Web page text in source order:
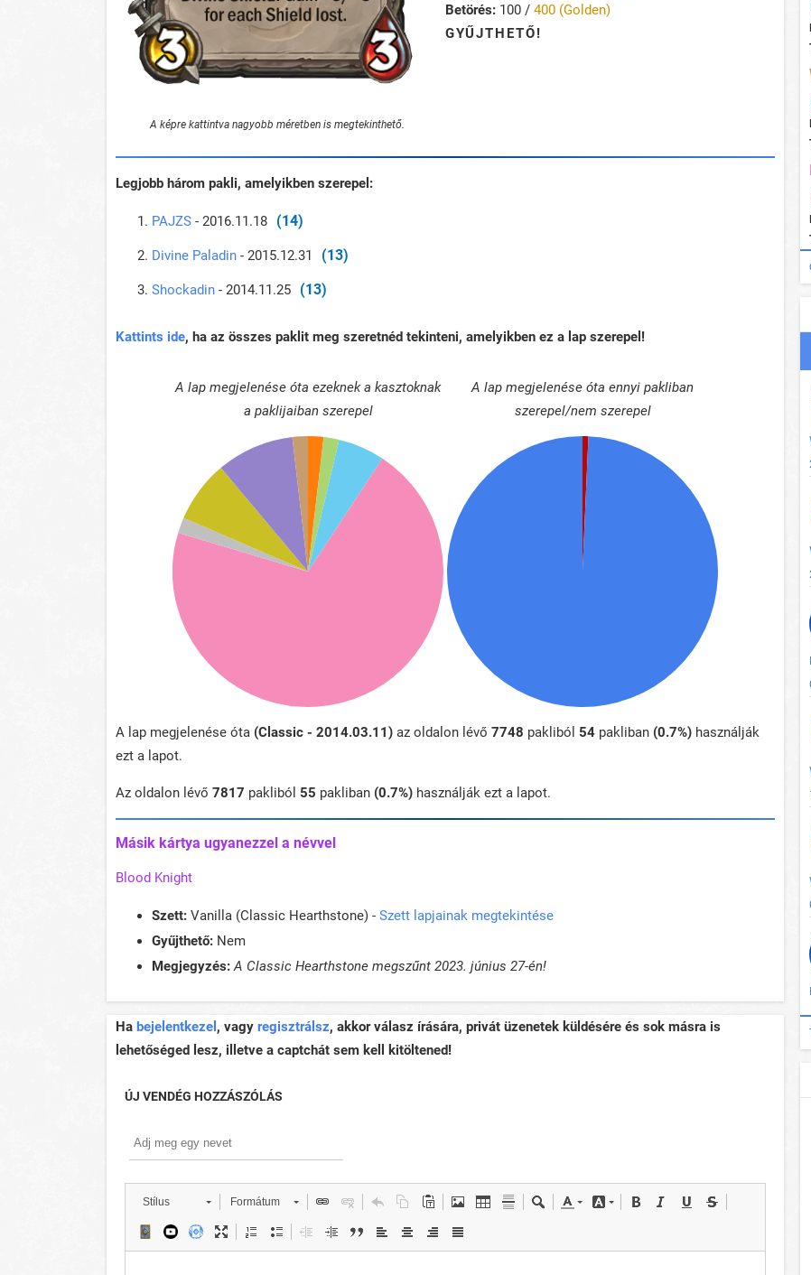
A képre kattintva nagyobb méretben is megtekinthető.
Betörés: 100 / 400 (Golden)
GYŰJTHETŐ!
Legjobb három pakli, amelyikben szerepel:
PAJZS - 2016.11.18 (14)
Divine Paladin - 2015.12.31 (13)
Shockadin - 2014.11.25 (13)
Kattints ide, ha az összes paklit meg szeretnéd tekinteni, amelyikben ez a lap szerepel!
A lap megjelenése óta ezeknek a kasztoknak
a paklijaiban szerepel
A lap megjelenése óta ennyi pakliban
szerepel/nem szerepel
A lap megjelenése óta (Classic - 2014.03.11) az oldalon lévő 7748 pakliból 54 pakliban (0.7%) használják
ezt a lapot.
Az oldalon lévő 7817 pakliból 55 pakliban (0.7%) használják ezt a lapot.
Másik kártya ugyanezzel a névvel
Blood Knight
Szett: Vanilla (Classic Hearthstone) - Szett lapjainak megtekintése
Gyűjthető: Nem
Megjegyzés: A Classic Hearthstone megszűnt 2023. június 27-én!
Ha bejelentkezel , vagy regisztrálsz, akkor válasz írására, privát üzenetek küldésére és sok másra is
lehetőséged lesz, illetve a captchát sem kell kitöltened!
ÚJ VENDÉG HOZZÁSZÓLÁS
Stílus Formátum